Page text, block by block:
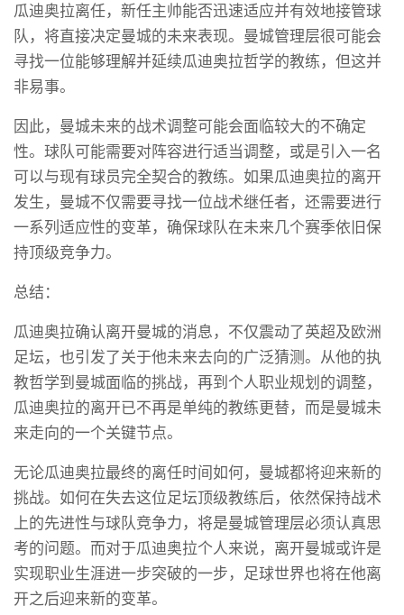
瓜迪奥拉离任，新任主帅能否迅速适应并有效地接管球
队，将直接决定曼城的未来表现。曼城管理层很可能会
寻找一位能够理解并延续瓜迪奥拉哲学的教练，但这并
非易事。
因此，曼城未来的战术调整可能会面临较大的不确定
性。球队可能需要对阵容进行适当调整，或是引入一名
可以与现有球员完全契合的教练。如果瓜迪奥拉的离开
发生，曼城不仅需要寻找一位战术继任者，还需要进行
一系列适应性的变革，确保球队在未来几个赛季依旧保
持顶级竞争力。
总结：
瓜迪奥拉确认离开曼城的消息，不仅震动了英超及欧洲
足坛，也引发了关于他未来去向的广泛猜测。从他的执
教哲学到曼城面临的挑战，再到个人职业规划的调整，
瓜迪奥拉的离开已不再是单纯的教练更替，而是曼城未
来走向的一个关键节点。
无论瓜迪奥拉最终的离任时间如何，曼城都将迎来新的
挑战。如何在失去这位足坛顶级教练后，依然保持战术
上的先进性与球队竞争力，将是曼城管理层必须认真思
考的问题。而对于瓜迪奥拉个人来说，离开曼城或许是
实现职业生涯进一步突破的一步，足球世界也将在他离
开之后迎来新的变革。